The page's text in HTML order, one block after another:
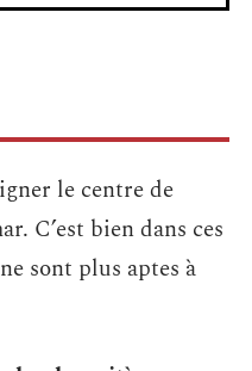
le centre de
C’est bien dans ces
sont plus aptes à